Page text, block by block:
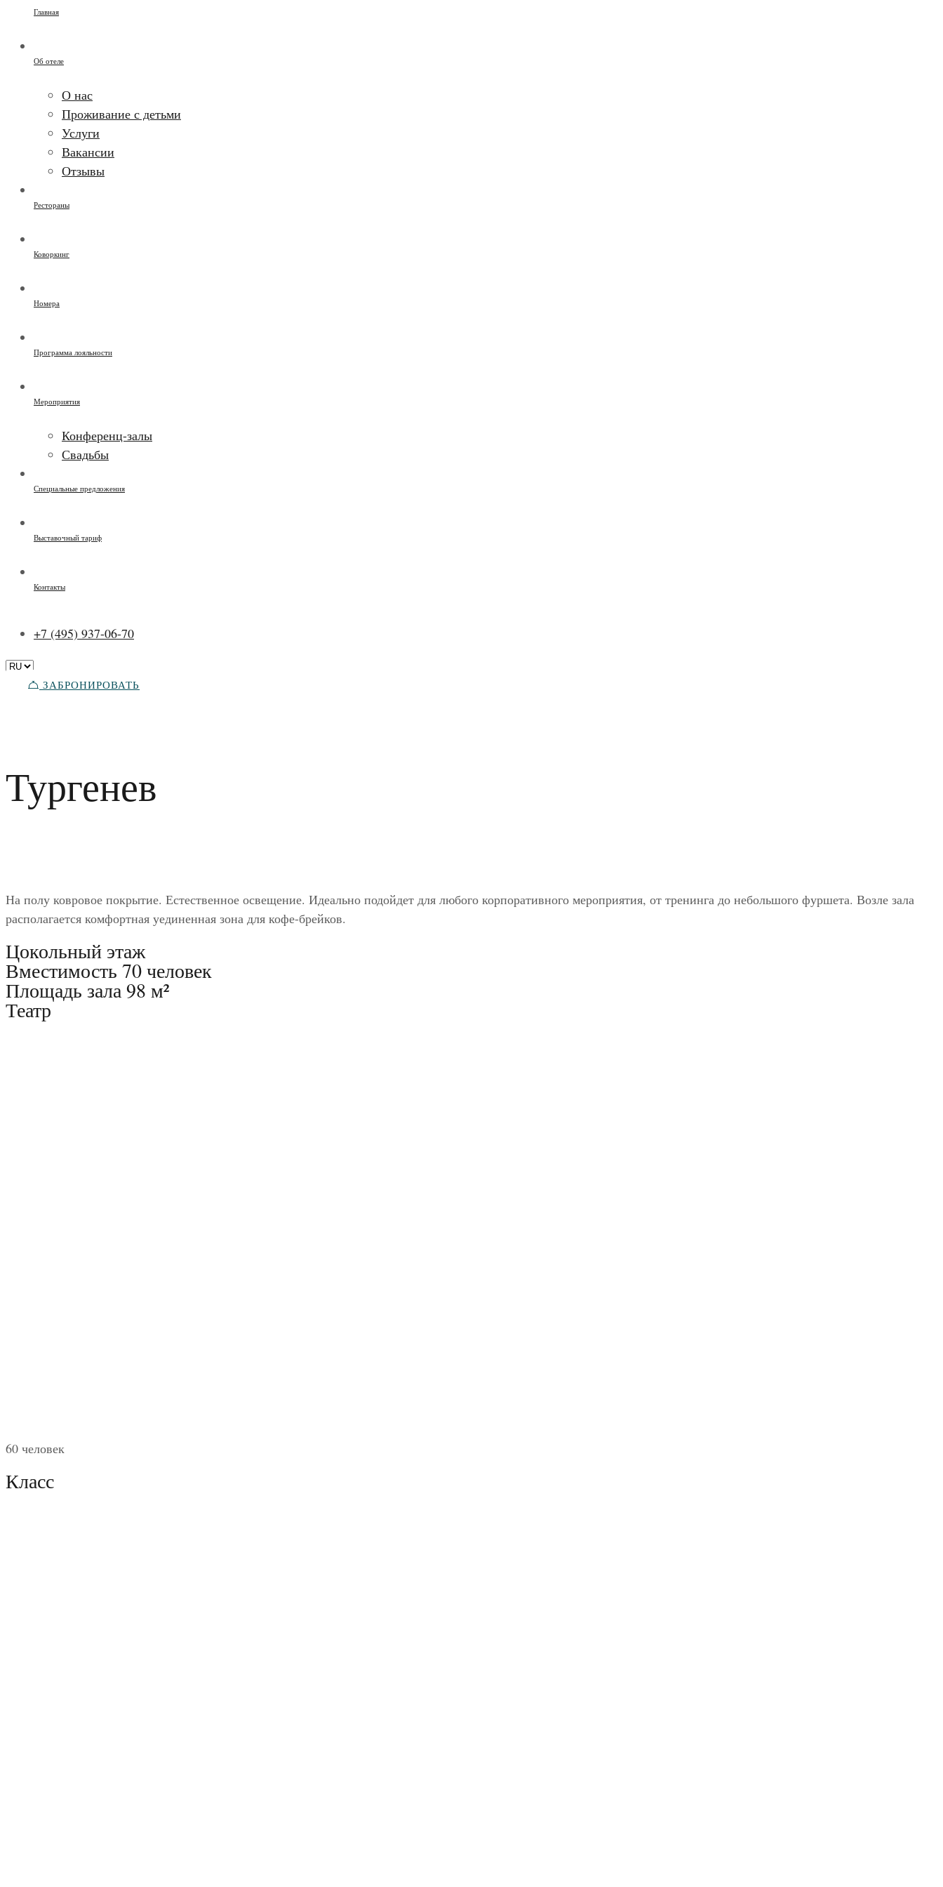
Главная
Об отеле
О нас
Проживание с детьми
Услуги
Вакансии
Отзывы
Рестораны
Коворкинг
Номера
Программа лояльности
Мероприятия
Конференц-залы
Свадьбы
Специальные предложения
Выставочный тариф
Контакты
+7 (495) 937-06-70
ЗАБРОНИРОВАТЬ
Тургенев
На полу ковровое покрытие. Естественное освещение. Идеально подойдет для любого корпоративного мероприятия, от тренинга до небольшого фуршета. Возле зала
располагается комфортная уединенная зона для кофе-брейков.
Цокольный этаж
Вместимость 70 человек
Площадь зала 98 м²
Театр
60 человек
Класс